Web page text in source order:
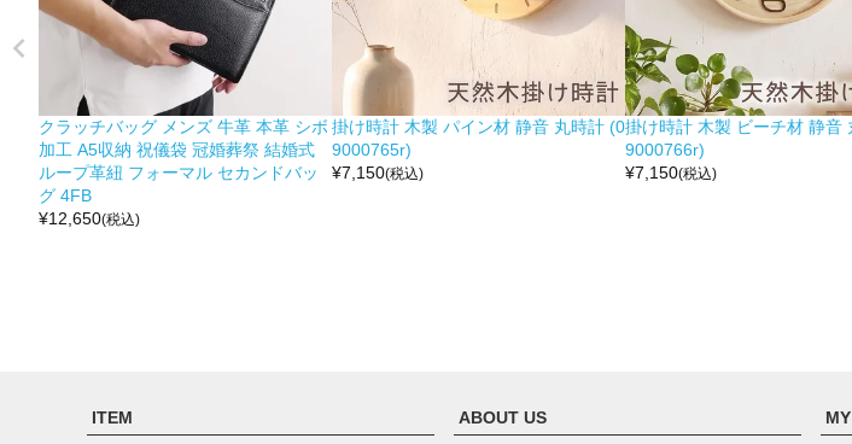
クラッチバッグ メンズ 牛革 本革 シボ
加工 A5収納 祝儀袋 冠婚葬祭 結婚式
ループ革紐 フォーマル セカンドバッ
グ 4FB
¥12,650(税込)
掛け時計 木製 パイン材 静音 丸時計 (0
9000765r)
¥7,150(税込)
掛け時計 木製 ビーチ材 静音
9000766r)
¥7,150(税込)
ITEM
ABOUT US